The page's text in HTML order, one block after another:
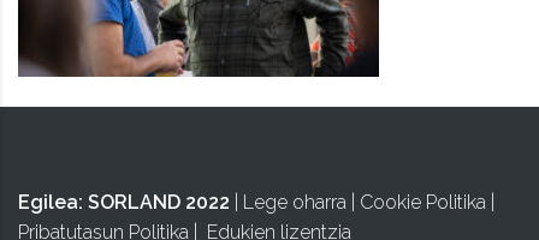
Egilea: SORLAND 2022 Lege oharra Cookie Politika
Pribatutasun Politika
Edukien lizentzia